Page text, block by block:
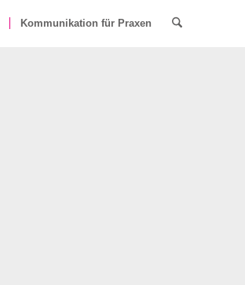
Kommunikation für Praxen